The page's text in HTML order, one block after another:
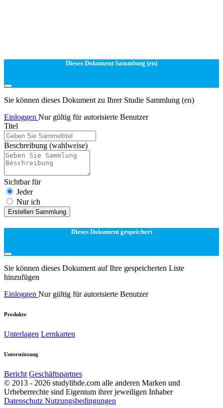
Dieses Dokument Sammlung (en)
Sie können dieses Dokument zu Ihrer Studie Sammlung (en)
Einloggen Nur gültig für autorisierte Benutzer
Titel
Beschreibung (wahlweise)
Sichtbar für
Jeder
Nur ich
Erstellen Sammlung
Dieses Dokument gespeichert
Sie können dieses Dokument auf Ihre gespeicherten Liste
hinzufügen
Einloggen Nur gültig für autorisierte Benutzer
Produkte
Unterlagen Lernkarten
Unterstützung
Bericht Geschäftspartnes
© 2013 - 2026 studylibde.com alle anderen Marken und
Urheberrechte sind Eigentum ihrer jeweiligen Inhaber
Datenschutz Nutzungsbedingungen